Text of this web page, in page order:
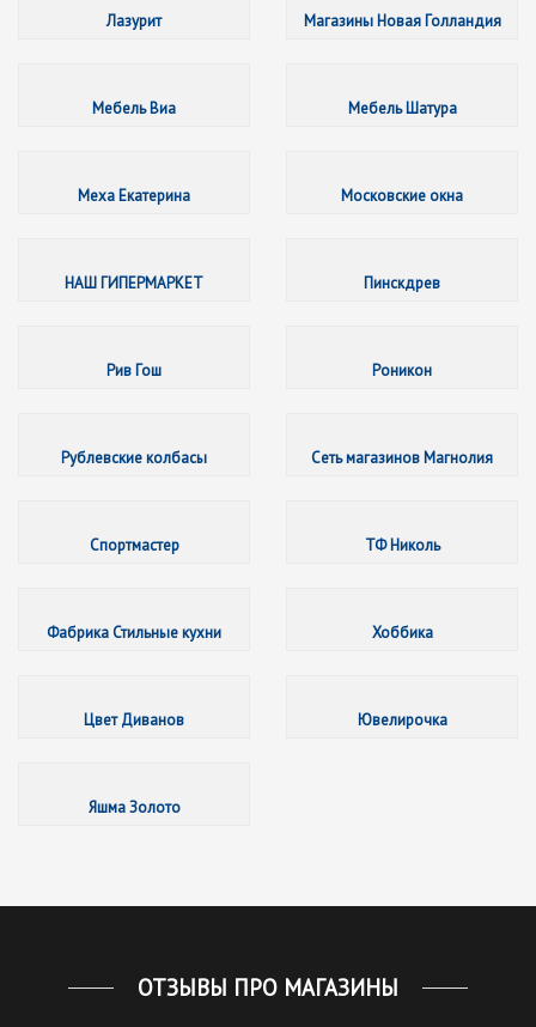
Лазурит
Магазины Новая Голландия
Мебель Виа
Мебель Шатура
Меха Екатерина
Московские окна
НАШ ГИПЕРМАРКЕТ
Пинскдрев
Рив Гош
Роникон
Рублевские колбасы
Сеть магазинов Магнолия
Спортмастер
ТФ Николь
Фабрика Стильные кухни
Хоббика
Цвет Диванов
Ювелирочка
Яшма Золото
ОТЗЫВЫ ПРО МАГАЗИНЫ